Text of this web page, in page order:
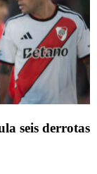
seis derrotas